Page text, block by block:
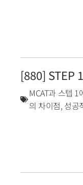
[880] STEP
MCAT과 스텝
의 차이점, 성공